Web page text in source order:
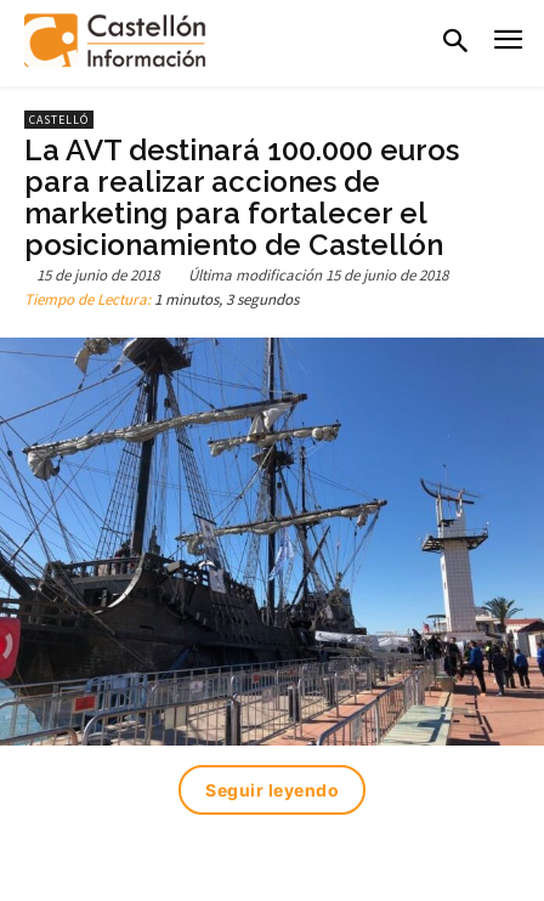
CASTELLÓ
La AVT destinará 100.000 euros
para realizar acciones de
marketing para fortalecer el
posicionamiento de Castellón
15 de junio de 2018 Última modificación 15 de junio de 2018
Tiempo de Lectura:1 minutos, 3 segundos
Seguir leyendo